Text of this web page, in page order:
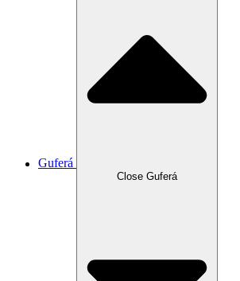
Guferá
Close Guferá